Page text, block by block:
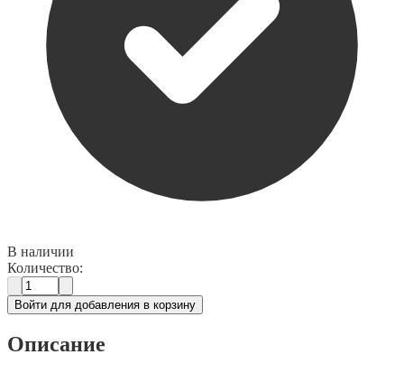
В наличии
Количество:
Войти для добавления в корзину
Описание